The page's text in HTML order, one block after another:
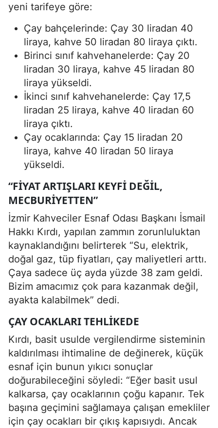
yeni tarifeye göre:
Çay bahçelerinde: Çay 30 liradan 40
liraya, kahve 50 liradan 80 liraya çıktı.
Birinci sınıf kahvehanelerde: Çay 20
liradan 30 liraya, kahve 45 liradan 80
liraya yükseldi.
İkinci sınıf kahvehanelerde: Çay 17,5
liradan 25 liraya, kahve 40 liradan 60
liraya çıktı.
Çay ocaklarında: Çay 15 liradan 20
liraya, kahve 40 liradan 50 liraya
yükseldi.
“FIYAT ARTIŞLARI KEYFI DEĞIL,
MECBURIYETTEN”
İzmir Kahveciler Esnaf Odası Başkanı İsmail
Hakkı Kırdı, yapılan zammın zorunluluktan
kaynaklandığını belirterek “Su, elektrik,
doğal gaz, tüp fiyatları, çay maliyetleri arttı.
Çaya sadece üç ayda yüzde 38 zam geldi.
Bizim amacımız çok para kazanmak değil,
ayakta kalabilmek” dedi.
ÇAY OCAKLARI TEHLIKEDE
Kırdı, basit usulde vergilendirme sisteminin
kaldırılması ihtimaline de değinerek, küçük
esnaf için bunun yıkıcı sonuçlar
doğurabileceğini söyledi: “Eğer basit usul
kalkarsa, çay ocaklarının çoğu kapanır. Tek
başına geçimini sağlamaya çalışan emekliler
için çay ocakları bir çıkış kapısıydı. Ancak